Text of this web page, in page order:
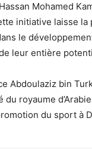
Mohamed
initiative laisse
le
leur entière
Abdoulaziz bin
du royaume
du sport à